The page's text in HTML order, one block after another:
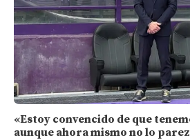
«Estoy convencido de que
aunque ahora mismo no lo